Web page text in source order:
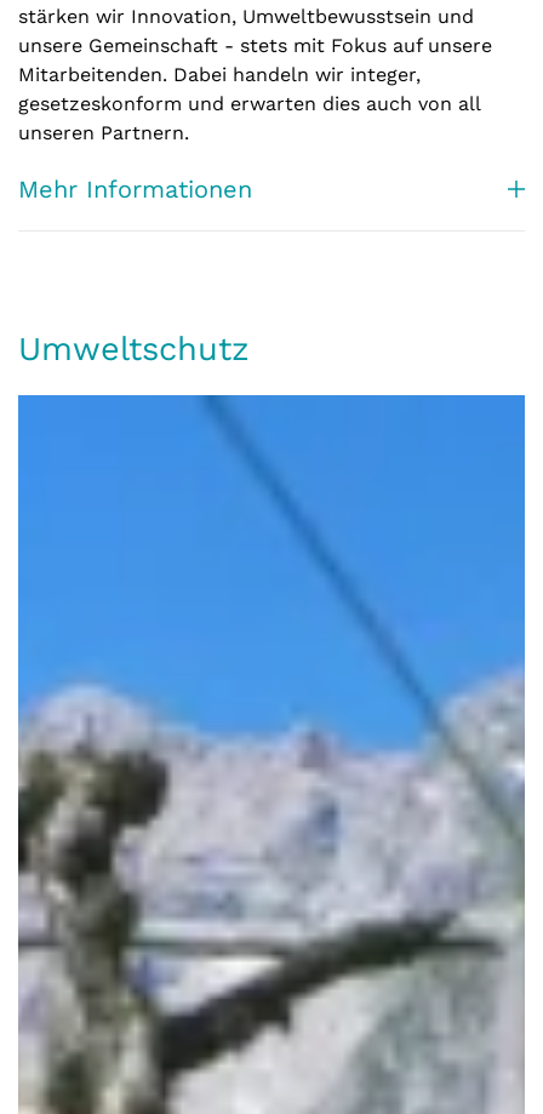
stärken wir Innovation, Umweltbewusstsein und
unsere Gemeinschaft - stets mit Fokus auf unsere
Mitarbeitenden. Dabei handeln wir integer,
gesetzeskonform und erwarten dies auch von all
unseren Partnern.
Mehr Informationen
Umweltschutz